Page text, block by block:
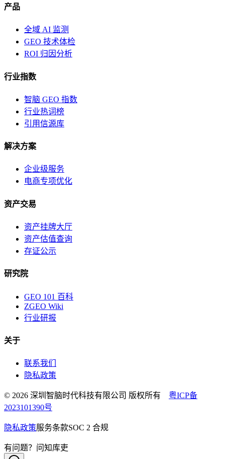
产品
全域 AI 监测
GEO 技术体检
ROI 归因分析
行业指数
智脑 GEO 指数
行业热词榜
引用信源库
解决方案
企业级服务
电商专项优化
资产交易
资产挂牌大厅
资产估值查询
存证公示
研究院
GEO 101 百科
ZGEO Wiki
行业研报
关于
联系我们
隐私政策
© 2026 深圳智脑时代科技有限公司 版权所有 粤ICP备
2023101390号
隐私政策服务条款SOC 2 合规
有问题？问知库吏